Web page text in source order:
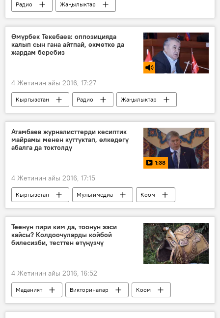
Радио
Жаңылыктар
Адахан Мадумаров
оппозиция
депутат
Өмүрбек Текебаев: оппозицияда
калып сын гана айтпай, өкмөткө да
жардам беребиз
4 Жетинин айы 2016, 17:27
Кыргызстан Радио
Жаңылыктар
Саясат
Көпчүлүк коалициянын тарашы
Өмүрбек Текебаев
депутат
оппозиция
сын
Атамбаев журналисттерди кесиптик
майрамы менен куттуктап, өлкөдөгү
абалга да токтолду
1:38
4 Жетинин айы 2016, 17:15
Кыргызстан Мультимедиа
Коом
Видео
Жаңылыктар
Төөнүн пири ким да, тоонун ээси
кайсы? Колдоочуларды койбой
билесизби, тесттен өтүңүзчү
4 Жетинин айы 2016, 16:52
Маданият Викториналар
Коом
Кыргызча тесттер